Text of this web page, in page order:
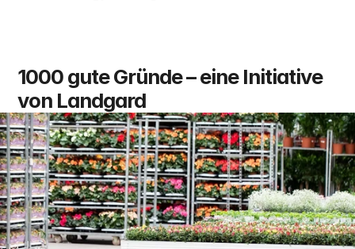
1000 gute Gründe – eine Initiative
von Landgard